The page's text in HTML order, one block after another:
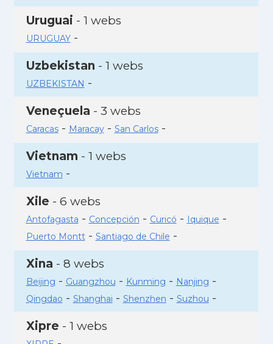
Uruguai - 1 webs
URUGUAY-
Uzbekistan - 1 webs
UZBEKISTAN -
Veneçuela - 3 webs
Caracas- Maracay- San Carlos-
Vietnam - 1 webs
Vietnam -
Xile - 6 webs
Antofagasta - Concepción - Curicó - Iquique -
Puerto Montt- Santiago de Chile -
Xina - 8 webs
Beijing - Guangzhou - Kunming - Nanjing -
Qingdao - Shanghai - Shenzhen - Suzhou -
Xipre - 1 webs